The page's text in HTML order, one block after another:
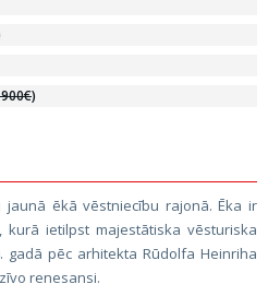
)
ēkā vēstniecību rajonā. Ēka ir
ietilpst majestātiska vēsturiska
gadā pēc arhitekta Rūdolfa Heinriha
renesansi.